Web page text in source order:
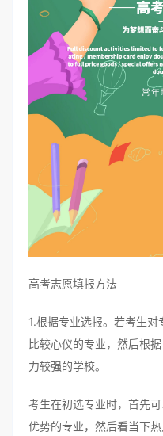
高考志愿填报方法
1.根据专业选报。若考生
比较心仪的专业，然后根
力较强的学校。
考生在初选专业时，首先
优势的专业，然后看当下